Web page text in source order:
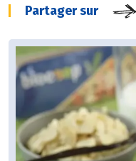
Partager sur